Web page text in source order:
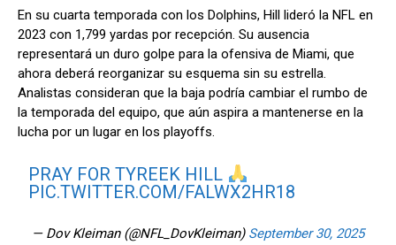
En su cuarta temporada con los Dolphins, Hill lideró la NFL en
2023 con 1,799 yardas por recepción. Su ausencia
representará un duro golpe para la ofensiva de Miami, que
ahora deberá reorganizar su esquema sin su estrella.
Analistas consideran que la baja podría cambiar el rumbo de
la temporada del equipo, que aún aspira a mantenerse en la
lucha por un lugar en los playoffs.
PRAY FOR TYREEK HILL
PIC.TWITTER.COM/FALWX2HR18
— Dov Kleiman (@NFL_DovKleiman) September 30, 2025